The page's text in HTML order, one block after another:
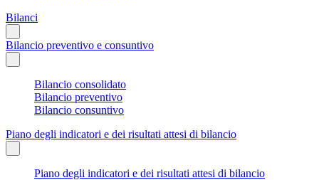
Bilanci
Bilancio preventivo e consuntivo
Bilancio consolidato
Bilancio preventivo
Bilancio consuntivo
Piano degli indicatori e dei risultati attesi di bilancio
Piano degli indicatori e dei risultati attesi di bilancio